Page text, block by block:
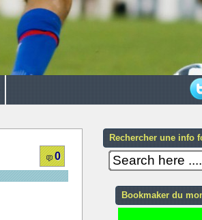
0
Rechercher une info
Bookmaker du